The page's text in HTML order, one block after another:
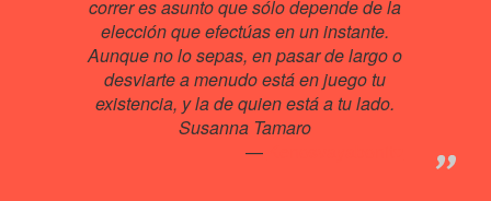
correr es asunto que sólo depende de la
elección que efectúas en un instante.
Aunque no lo sepas, en pasar de largo o
desviarte a menudo está en juego tu
existencia, y la de quien está a tu lado.
Susanna Tamaro